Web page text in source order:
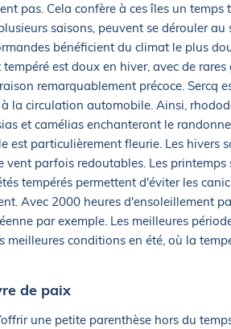
pas. Cela confère à ces îles un
saisons, peuvent se dérouler au
bénéficient du climat le plus
est doux en hiver, avec de
remarquablement précoce. Sercq
la circulation automobile. Ainsi,
et camélias enchanteront le
est particulièrement fleurie. Les hivers
vent parfois redoutables. Les
tempérés permettent d'éviter les
Avec 2000 heures d'ensoleillement
par exemple. Les meilleures
meilleures conditions en été, où la
de paix
une petite parenthèse hors du